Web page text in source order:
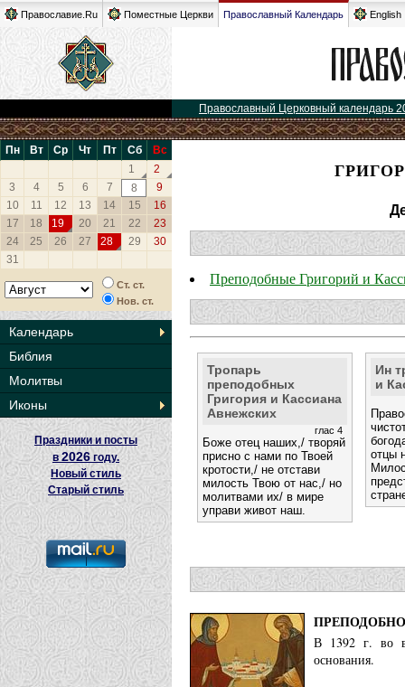
Православие.Ru Поместные Церкви Православный Календарь English
Православный Церковный календарь
Пн Вт Ср Чт Пт Сб
Вс
1
2
3
4 5 6 7 8
9
10
11 12 13 14 15
16
17
18 19 20 21 22
23
24
25 26 27 28 29
30
31
Ст. ст.
Нов. ст.
Календарь
Библия
Молитвы
Иконы
Праздники и посты
в2026 году.
Новый стиль
Старый стиль
Преподобные Григорий и
Тропарь
преподобных
Григория и Кассиана
Авнежских
глас 4
Боже отец наших,/ творяй
присно с нами по Твоей
кротости,/ не отстави
милость Твою от нас,/ но
молитвами их/ в мире
управи живот наш.
Ин
и
отцы
В 1392 г. во
основания.